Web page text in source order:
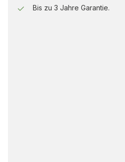
Bis zu 3 Jahre Garantie.